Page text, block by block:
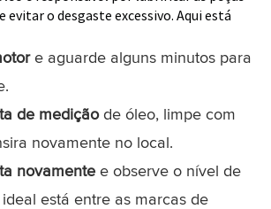
evitar o desgaste excessivo. Aqui está
e aguarde alguns minutos para
de mediçãode óleo, limpe com
novamente no local.
novamente e observe o nível de
está entre as marcas de